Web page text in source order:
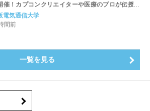
催！カプコンクリエイターや医療のプロが伝授！
を拓く特別講演を実施～「万博レガシーイベン
会場と本学会場をフィジカルアバターでつなぐコ
電気通信大学
間前
一覧を見る